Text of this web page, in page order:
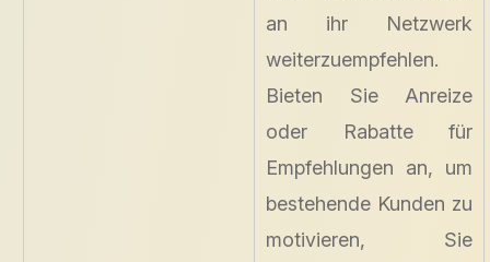
an ihr Netzwerk
weiterzuempfehlen.
Bieten Sie Anreize
oder Rabatte für
Empfehlungen an, um
bestehende Kunden zu
motivieren, Sie